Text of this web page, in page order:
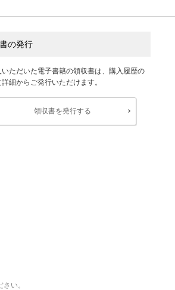
の発行
いただいた電子書籍の領収書は、購入履歴の
細からご発行いただけます。
領収書を発行する
い。